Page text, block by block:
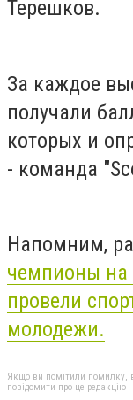
Терешков.
За каждое
получали
которых и
- команда
Напомним,
чемпионы на
провели
молодежи.
Якщо ви помітили помилку,
повідомити про це редакцію